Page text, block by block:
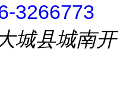
3266773
城县城南开